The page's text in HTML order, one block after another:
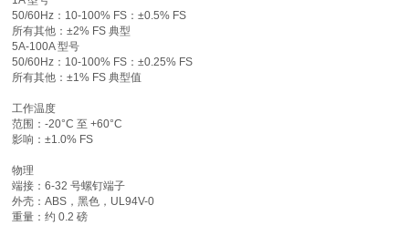
50/60Hz：10-100% FS：±0.5% FS
所有其他：±2% FS 典型
5A-100A 型号
50/60Hz：10-100% FS：±0.25% FS
所有其他：±1% FS 典型值
工作温度
范围：-20°C 至 +60°C
影响：±1.0% FS
物理
端接：6-32 号螺钉端子
外壳：ABS，黑色，UL94V-0
重量：约 0.2 磅